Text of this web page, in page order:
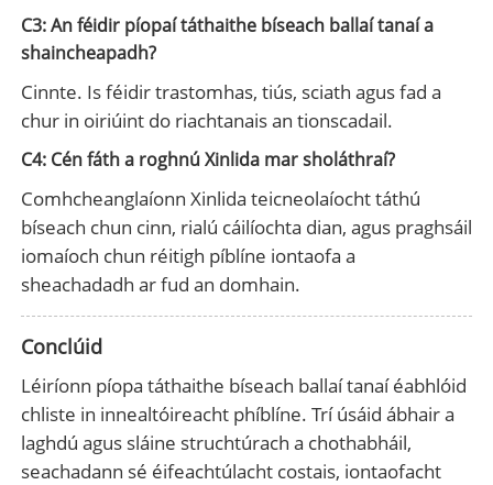
C3: An féidir píopaí táthaithe bíseach ballaí tanaí a
shaincheapadh?
Cinnte. Is féidir trastomhas, tiús, sciath agus fad a
chur in oiriúint do riachtanais an tionscadail.
C4: Cén fáth a roghnú Xinlida mar sholáthraí?
Comhcheanglaíonn Xinlida teicneolaíocht táthú
bíseach chun cinn, rialú cáilíochta dian, agus praghsáil
iomaíoch chun réitigh píblíne iontaofa a
sheachadadh ar fud an domhain.
Conclúid
Léiríonn píopa táthaithe bíseach ballaí tanaí éabhlóid
chliste in innealtóireacht phíblíne. Trí úsáid ábhair a
laghdú agus sláine struchtúrach a chothabháil,
seachadann sé éifeachtúlacht costais, iontaofacht